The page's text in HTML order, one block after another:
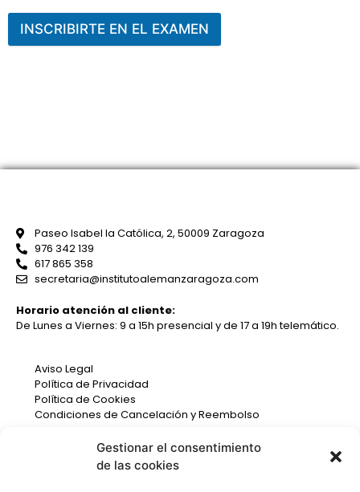
Gestionar el consentimiento
de las cookies
INSCRIBIRTE EN EL EXAMEN
Paseo Isabel la Católica, 2, 50009 Zaragoza
976 342 139
617 865 358
secretaria@institutoalemanzaragoza.com
Horario atención al cliente:
De Lunes a Viernes: 9 a 15h presencial y de 17 a 19h telemático.
Aviso Legal
Política de Privacidad
Política de Cookies
Condiciones de Cancelación y Reembolso